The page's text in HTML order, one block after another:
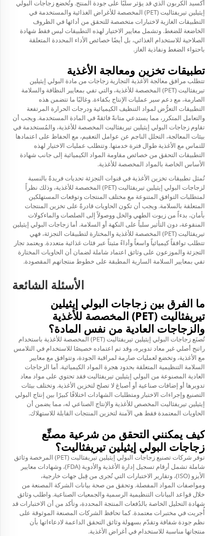
أكسيد الكربون الذي قد يؤثر سلبًا على جودة المنتج. وتُخضع زجاجات البولي
إيثيلين تيريفثاليت (PET) المخصصة للأغراض الغذائية والمستخدمة في
التطبيقات الغازية لاختبارات متخصصة للتحقق من أدائها في الظروف
الخاضعة للضغط. وتشمل معايير الاختيار لهذه التطبيقات ليس فقط شهادة
الصلاحية للاستخدام الغذائي، بل أيضًا خصائص الأداء المحددة المتعلقة
باحتواء الضغط ونفاذية الغاز.
تطبيقات تخزين ومعالجة الأغذية
تتطلب مرافق معالجة الأغذية التجارية زجاجات من مادة البولي إيثيلين
تيريفثاليت (PET) المخصصة للأغذية، والتي تفي بمعايير النظافة والسلامة
الصارمة، مع دعم سير عمليات الإنتاج بكفاءة. وغالبًا ما تتضمن هذه
التطبيقات التعرُّض لمواد التنظيف الكيميائية ودرجات الحرارة المرتفعة
والتعامل المتكرر، مما يستدعي متانةً فائقةً في المادة المستخدمة. ويجب أن
تقاوم زجاجات البولي إيثيلين تيريفثاليت المخصصة للأغذية، والمُستخدمة في
بيئات المعالجة، التحلل الناجم عن عوامل التعقيم، مع الحفاظ على اعتمادها
للتماس مع الأغذية طوال فترة خدمتها. وتتطلب عمليات الاختيار لهذه
التطبيقات التحقق من خصائص مقاومة المواد الكيميائية إلى جانب شهادة
الأساس الخاصة بالمواد المخصصة للأغذية.
تُمثل تطبيقات تخزين الأغذية في قنوات التجزئة تحديات فريدةً بالنسبة
لزجاجات البولي إيثيلين تيريفثاليت (PET) المخصصة للأغذية، وذلك نظراً
لمتطلبات التوافق المتنوعة مع مختلف المنتجات وتوقعات المستهلكين
المتعلقة بالسلامة. ويجب أن تكون الحاويات قادرةً على تخزين المنتجات
بأمان، بدءاً من زيوت الطهي والخل ووصولاً إلى الصلصات والماءكولات
المنقوعة، دون التأثير سلباً على النكهة أو السلامة. أما زجاجات البولي إيثيلين
تيريفثاليت (PET) المخصصة للأغذية والمختارة لتطبيقات التجزئة، فهي
تتطلب توافقاً كيميائياً واسعاً وأداءً مثبتاً عبر فئات غذائية متعددة. ويعتمد تجار
التجزئة والموزعون على وثائق اعتماد شاملة لضمان أن الحاويات المختارة
تفي بمعايير السلامة السارية المطبقة على خطوط منتجاتهم المقصودة.
الأسئلة الشائعة
ما الفرق بين زجاجات البولي إيثيلين
تيريفثاليت (PET) المخصصة للأغذية
والزجاجات العادية من نفس المادة؟
تُصنَع زجاجات البولي إيثيلين تيريفثاليت (PET) المخصصة للأغذية باستخدام
راتنج أصلي غير معاد تدويره، وقد تم اعتماده خصيصًا للاستخدام في التلامس
مع الأغذية، وتخضع لعمليات صارمة لمراقبة الجودة، وتتوافق مع معايير
السلامة التنظيمية المتعلقة بحدود هجرة المواد الكيميائية. أما الزجاجات
العادية المصنوعة من البولي إيثيلين تيريفثاليت فقد تحتوي على مواد معاد
تدويرها أو إضافات صناعية أو أصباغ لا تصلح لتخزين الأغذية. وتختلف بيئات
التصنيع وإجراءات الاختبار ومتطلبات الشهادات اختلافًا كبيرًا بين إنتاج البولي
إيثيلين تيريفثاليت المخصص للأغذية والإنتاج الصناعي له، مما يضمن أن
الحاويات المعتمدة فقط هي الآمنة لتخزين المنتجات القابلة للاستهلاك.
كيف يمكنني التحقق من شرعية مصنِّع
زجاجات البولي إيثيلين تيريفثاليت؟
توفر شركات تصنيع زجاجات البولي إيثيلين تيريفثاليت (PET) المرخصة وثائق
شاملة تشمل أرقام تسجيل إدارة الأغذية والأدوية (FDA)، وشهادات معايير
الأيزو (ISO)، وتقارير الاختبارات التي تُجرى من قِبل جهات خارجية،
ومواصفات المواد المفصلة. وتحقق من صحة بيانات الشركة المصنعة من
خلال قواعد البيانات التنظيمية الرسمية والجمعيات الصناعية. واطلب وثائق
شهادة التحليل الخاصة بالدُفعات المنتجة المحددة، وتأكد من أن الاختبارات قد
أُجريت في مختبرات معتمدة. كما تحافظ الشركات المصنعة الموثوقة على
نظم جودة شفافة وتقدّم بسهولة وثائق التحقق الداعمة لادعاءاتها بأن
منتجاتها مناسبة للاستخدام في أغراض الأغذية.